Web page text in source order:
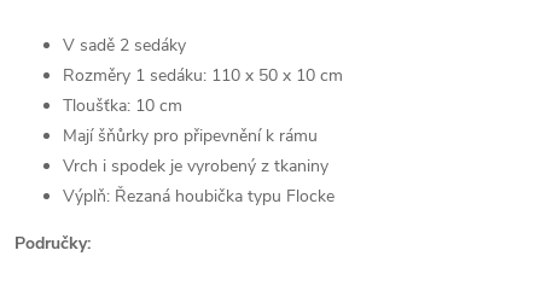
V sadě 2 sedáky
Rozměry 1 sedáku: 110 x 50 x 10 cm
Tloušťka: 10 cm
Mají šňůrky pro připevnění k rámu
Vrch i spodek je vyrobený z tkaniny
Výplň: Řezaná houbička typu Flocke
Područky: